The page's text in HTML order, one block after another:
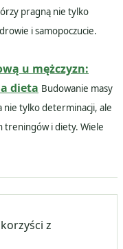
pragną nie tylko
i samopoczucie.
u mężczyzn:
dieta Budowanie masy
tylko determinacji, ale
treningów i diety. Wiele
z